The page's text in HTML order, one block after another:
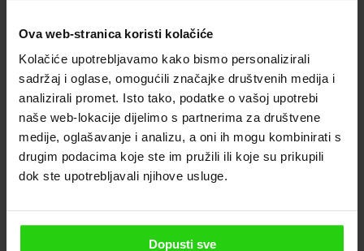
Ova web-stranica koristi kolačiće
Kolačiće upotrebljavamo kako bismo personalizirali
sadržaj i oglase, omogućili značajke društvenih medija i
analizirali promet. Isto tako, podatke o vašoj upotrebi
naše web-lokacije dijelimo s partnerima za društvene
medije, oglašavanje i analizu, a oni ih mogu kombinirati s
drugim podacima koje ste im pružili ili koje su prikupili
dok ste upotrebljavali njihove usluge.
Dopusti sve